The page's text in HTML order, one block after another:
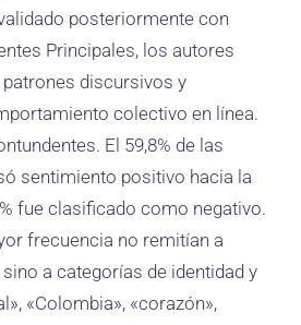
posteriormente con
Principales, los autores
discursivos y
colectivo en línea.
El 59,8% de las
sentimiento positivo hacia la
fue clasificado como negativo.
frecuencia no remitían a
a categorías de identidad y
«Colombia», «corazón»,